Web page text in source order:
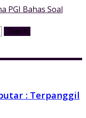
PGI Bahas Soal
: Terpanggil